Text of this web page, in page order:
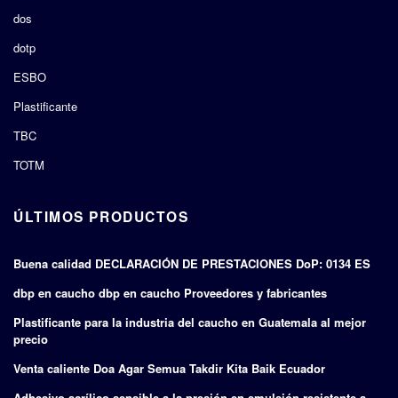
dos
dotp
ESBO
Plastificante
TBC
TOTM
ÚLTIMOS PRODUCTOS
Buena calidad DECLARACIÓN DE PRESTACIONES DoP: 0134 ES
dbp en caucho dbp en caucho Proveedores y fabricantes
Plastificante para la industria del caucho en Guatemala al mejor
precio
Venta caliente Doa Agar Semua Takdir Kita Baik Ecuador